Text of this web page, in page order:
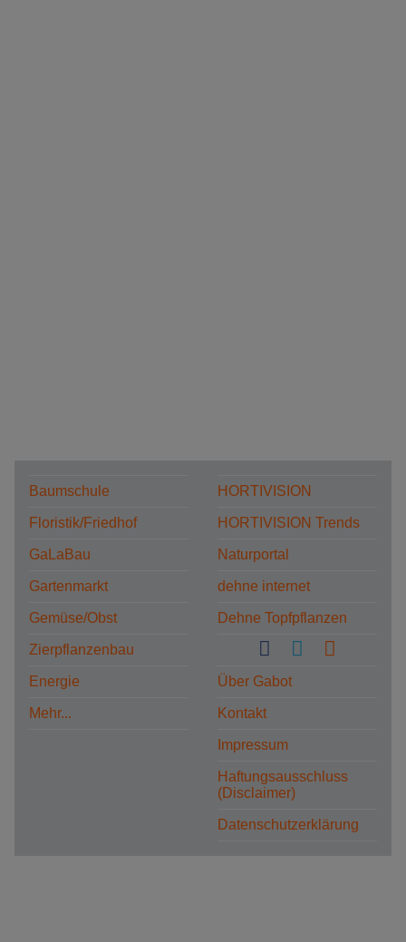
Baumschule
Floristik/Friedhof
GaLaBau
Gartenmarkt
Gemüse/Obst
Zierpflanzenbau
Energie
Mehr...
HORTIVISION
HORTIVISION Trends
Naturportal
dehne internet
Dehne Topfpflanzen
Über Gabot
Kontakt
Impressum
Haftungsausschluss
(Disclaimer)
Datenschutzerklärung